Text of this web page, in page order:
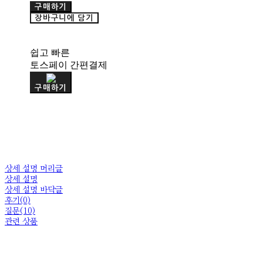
구매하기
장바구니에 담기
쉽고 빠른
토스페이 간편결제
구매하기
상세 설명 머리글
상세 설명
상세 설명 바닥글
후기(0)
질문(10)
관련 상품